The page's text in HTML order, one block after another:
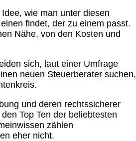
wie man unter diesen
findet, der zu einem passt.
Nähe, von den Kosten und
sich, laut einer Umfrage
neuen Steuerberater suchen,
und deren rechtssicherer
Top Ten der beliebtesten
zählen
eher nicht.